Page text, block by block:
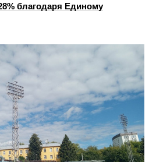
благодаря Единому